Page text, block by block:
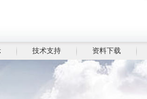
技术支持 资料下载